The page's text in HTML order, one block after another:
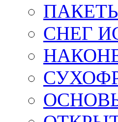
СНЕГ